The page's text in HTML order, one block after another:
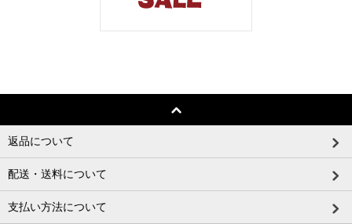
返品について
配送・送料について
支払い方法について